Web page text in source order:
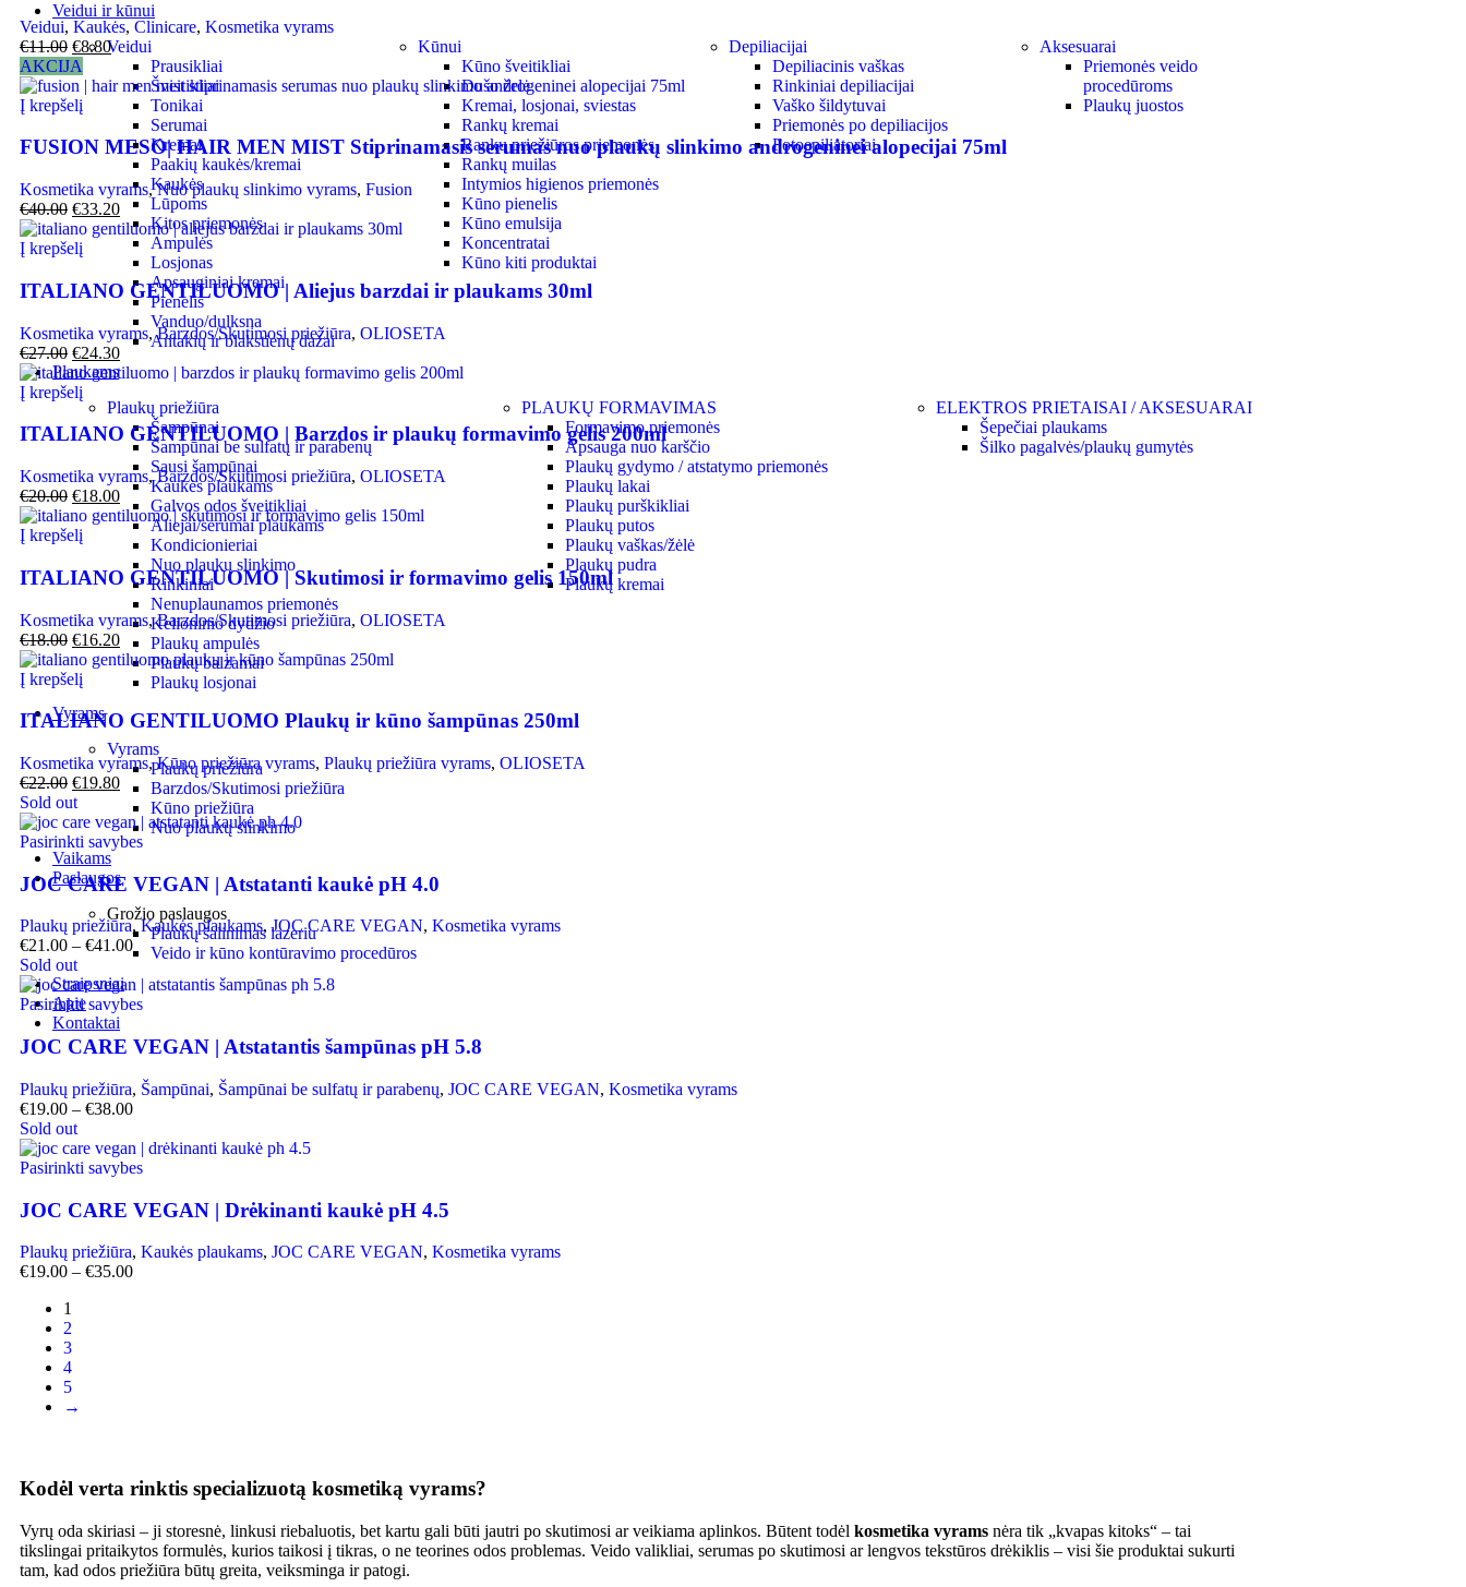
Veidui ir kūnui
Veidui
Prausikliai
Šveitikliai
Tonikai
Serumai
Kremai
Paakių kaukės/kremai
Kaukės
Lūpoms
Kitos priemonės
Ampulės
Losjonas
Apsauginiai kremai
Pienelis
Vanduo/dulksna
Antakių ir blakstienų dažai
Kūnui
Kūno šveitikliai
Dušo želė
Kremai, losjonai, sviestas
Rankų kremai
Rankų priežiūros priemonės
Rankų muilas
Intymios higienos priemonės
Kūno pienelis
Kūno emulsija
Koncentratai
Kūno kiti produktai
Depiliacijai
Depiliacinis vaškas
Rinkiniai depiliacijai
Vaško šildytuvai
Priemonės po depiliacijos
Fotoepiliatoriai
Aksesuarai
Priemonės veido
procedūroms
Plaukų juostos
Plaukams
Plaukų priežiūra
Šampūnai
Šampūnai be sulfatų ir parabenų
Sausi šampūnai
Kaukės plaukams
Galvos odos šveitikliai
Aliejai/serumai plaukams
Kondicionieriai
Nuo plaukų slinkimo
Rinkiniai
Nenuplaunamos priemonės
Kelioninio dydžio
Plaukų ampulės
Plaukų balzamai
Plaukų losjonai
PLAUKŲ FORMAVIMAS
Formavimo priemonės
Apsauga nuo karščio
Plaukų gydymo / atstatymo priemonės
Plaukų lakai
Plaukų purškikliai
Plaukų putos
Plaukų vaškas/žėlė
Plaukų pudra
Plaukų kremai
ELEKTROS PRIETAISAI / AKSESUARAI
Šepečiai plaukams
Šilko pagalvės/plaukų gumytės
Vyrams
Vyrams
Plaukų priežiūra
Barzdos/Skutimosi priežiūra
Kūno priežiūra
Nuo plaukų slinkimo
Vaikams
Paslaugos
Grožio paslaugos
Plaukų šalinimas lazeriu
Veido ir kūno kontūravimo procedūros
Straipsniai
Apie
Kontaktai
Veidui, Kaukės, Clinicare, Kosmetika vyrams
€11.00 €8.80
AKCIJA
Į krepšelį
FUSION MESO| HAIR MEN MIST Stiprinamasis serumas nuo plaukų slinkimo androgeninei alopecijai 75ml
Kosmetika vyrams,Nuo plaukų slinkimo vyrams, Fusion
€40.00 €33.20
Į krepšelį
ITALIANO GENTILUOMO | Aliejus barzdai ir plaukams 30ml
Kosmetika vyrams,Barzdos/Skutimosi priežiūra, OLIOSETA
€27.00 €24.30
Į krepšelį
ITALIANO GENTILUOMO | Barzdos ir plaukų formavimo gelis 200ml
Kosmetika vyrams,Barzdos/Skutimosi priežiūra, OLIOSETA
€20.00 €18.00
Į krepšelį
ITALIANO GENTILUOMO | Skutimosi ir formavimo gelis 150ml
Kosmetika vyrams,Barzdos/Skutimosi priežiūra, OLIOSETA
€18.00 €16.20
Į krepšelį
ITALIANO GENTILUOMO Plaukų ir kūno šampūnas 250ml
Kosmetika vyrams,Kūno priežiūra vyrams, Plaukų priežiūra vyrams, OLIOSETA
€22.00 €19.80
Sold out
Pasirinkti savybes
JOC CARE VEGAN | Atstatanti kaukė pH 4.0
Plaukų priežiūra,Kaukės plaukams,JOC CARE VEGAN, Kosmetika vyrams
€21.00 – €41.00
Sold out
Pasirinkti savybes
JOC CARE VEGAN | Atstatantis šampūnas pH 5.8
Plaukų priežiūra, Šampūnai, Šampūnai be sulfatų ir parabenų, JOC CARE VEGAN, Kosmetika vyrams
€19.00 – €38.00
Sold out
Pasirinkti savybes
JOC CARE VEGAN | Drėkinanti kaukė pH 4.5
Plaukų priežiūra, Kaukės plaukams, JOC CARE VEGAN, Kosmetika vyrams
€19.00 – €35.00
1
2
3
4
5
→
Kodėl verta rinktis specializuotą kosmetiką vyrams?
Vyrų oda skiriasi – ji storesnė, linkusi riebaluotis, bet kartu gali būti jautri po skutimosi ar veikiama aplinkos. Būtent todėl kosmetika vyrams nėra tik „kvapas kitoks“ – tai
tikslingai pritaikytos formulės, kurios taikosi į tikras, o ne teorines odos problemas. Veido valikliai, serumas po skutimosi ar lengvos tekstūros drėkiklis – visi šie produktai sukurti
tam, kad odos priežiūra būtų greita, veiksminga ir patogi.